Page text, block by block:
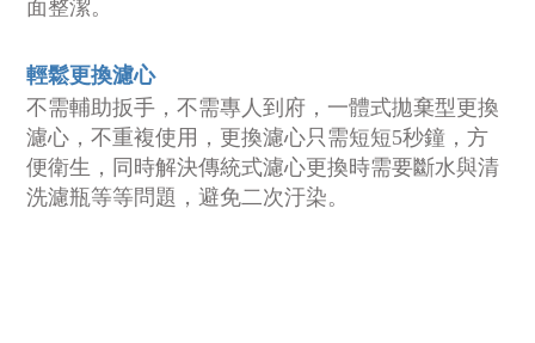
面整潔。
輕鬆更換濾心
不需輔助扳手，不需專人到府，一體式拋棄型更換
濾心，不重複使用，更換濾心只需短短5秒鐘，方
便衛生，同時解決傳統式濾心更換時需要斷水與清
洗濾瓶等等問題，避免二次汙染。